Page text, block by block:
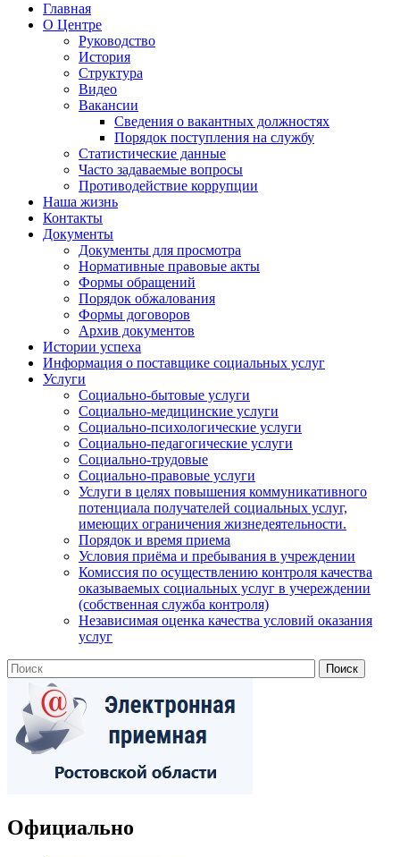
Главная
О Центре
Руководство
История
Структура
Видео
Вакансии
Сведения о вакантных должностях
Порядок поступления на службу
Статистические данные
Часто задаваемые вопросы
Противодействие коррупции
Наша жизнь
Контакты
Документы
Документы для просмотра
Нормативные правовые акты
Формы обращений
Порядок обжалования
Формы договоров
Архив документов
Истории успеха
Информация о поставщике социальных услуг
Услуги
Социально-бытовые услуги
Социально-медицинские услуги
Социально-психологические услуги
Социально-педагогические услуги
Социально-трудовые
Социально-правовые услуги
Услуги в целях повышения коммуникативного
потенциала получателей социальных услуг,
имеющих ограничения жизнедеятельности.
Порядок и время приема
Условия приёма и пребывания в учреждении
Комиссия по осуществлению контроля качества
оказываемых социальных услуг в учереждении
(собственная служба контроля)
Независимая оценка качества условий оказания
услуг
Официально